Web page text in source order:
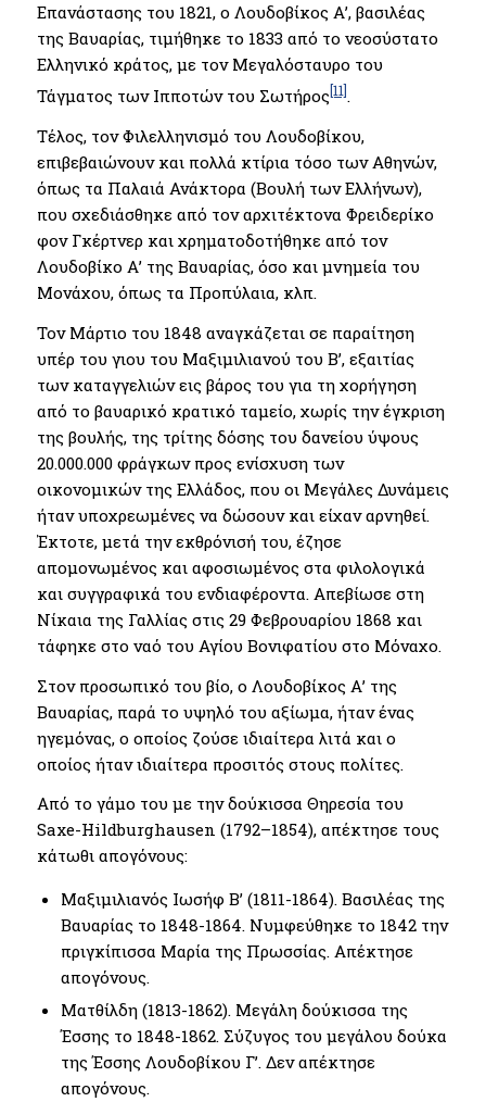
Επανάστασης του 1821, ο Λουδοβίκος Α’, βασιλέας
της Βαυαρίας, τιμήθηκε το 1833 από το νεοσύστατο
Ελληνικό κράτος, με τον Μεγαλόσταυρο του
Τάγματος των Ιπποτών του Σωτήρος[11].
Τέλος, τον Φιλελληνισμό του Λουδοβίκου,
επιβεβαιώνουν και πολλά κτίρια τόσο των Αθηνών,
όπως τα Παλαιά Ανάκτορα (Βουλή των Ελλήνων),
που σχεδιάσθηκε από τον αρχιτέκτονα Φρειδερίκο
φον Γκέρτνερ και χρηματοδοτήθηκε από τον
Λουδοβίκο Α’ της Βαυαρίας, όσο και μνημεία του
Μονάχου, όπως τα Προπύλαια, κλπ.
Τον Μάρτιο του 1848 αναγκάζεται σε παραίτηση
υπέρ του γιου του Μαξιμιλιανού του Β’, εξαιτίας
των καταγγελιών εις βάρος του για τη χορήγηση
από το βαυαρικό κρατικό ταμείο, χωρίς την έγκριση
της βουλής, της τρίτης δόσης του δανείου ύψους
20.000.000 φράγκων προς ενίσχυση των
οικονομικών της Ελλάδος, που οι Μεγάλες Δυνάμεις
ήταν υποχρεωμένες να δώσουν και είχαν αρνηθεί.
Έκτοτε, μετά την εκθρόνισή του, έζησε
απομονωμένος και αφοσιωμένος στα φιλολογικά
και συγγραφικά του ενδιαφέροντα. Απεβίωσε στη
Νίκαια της Γαλλίας στις 29 Φεβρουαρίου 1868 και
τάφηκε στο ναό του Αγίου Βονιφατίου στο Μόναχο.
Στον προσωπικό του βίο, ο Λουδοβίκος Α’ της
Βαυαρίας, παρά το υψηλό του αξίωμα, ήταν ένας
ηγεμόνας, ο οποίος ζούσε ιδιαίτερα λιτά και ο
οποίος ήταν ιδιαίτερα προσιτός στους πολίτες.
Από το γάμο του με την δούκισσα Θηρεσία του
Saxe-Hildburghausen (1792–1854), απέκτησε τους
κάτωθι απογόνους:
Μαξιμιλιανός Ιωσήφ Β’ (1811-1864). Βασιλέας της
Βαυαρίας το 1848-1864. Νυμφεύθηκε το 1842 την
πριγκίπισσα Μαρία της Πρωσσίας. Απέκτησε
απογόνους.
Ματθίλδη (1813-1862). Μεγάλη δούκισσα της
Έσσης το 1848-1862. Σύζυγος του μεγάλου δούκα
της Έσσης Λουδοβίκου Γ’. Δεν απέκτησε
απογόνους.